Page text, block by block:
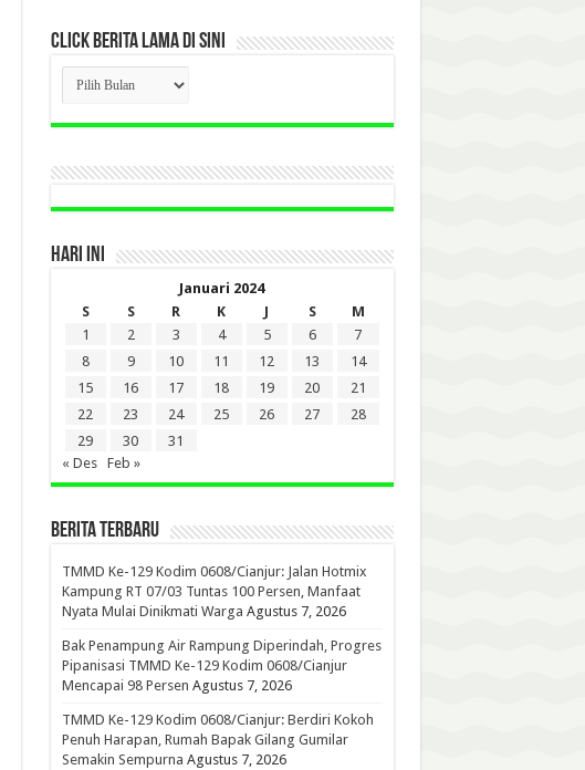
CLICK BERITA LAMA DI SINI
CLICK
BERITA
LAMA
DI
HARI INI
Januari 2024
S
S R K J S
M
1
2 3 4 5 6
7
8
9 10 11 12 13
14
15
16 17 18 19 20
21
22
23 24 25 26 27
28
29
30
31
« Des
Feb »
BERITA TERBARU
TMMD Ke-129 Kodim 0608/Cianjur: Jalan Hotmix
Kampung RT 07/03 Tuntas 100 Persen, Manfaat
Nyata Mulai Dinikmati Warga Agustus 7, 2026
Bak Penampung Air Rampung Diperindah, Progres
Pipanisasi TMMD Ke-129 Kodim 0608/Cianjur
Mencapai 98 Persen Agustus 7, 2026
TMMD Ke-129 Kodim 0608/Cianjur: Berdiri Kokoh
Penuh Harapan, Rumah Bapak Gilang Gumilar
Semakin Sempurna Agustus 7, 2026